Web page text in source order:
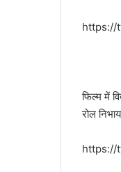
https://
फिल्म में
रोल
https://